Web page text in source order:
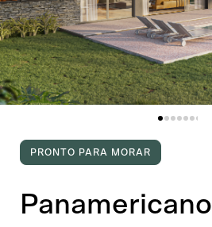
PRONTO PARA MORAR
Panamericano